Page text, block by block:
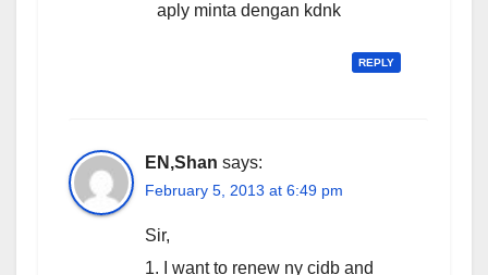
aply minta dengan kdnk
REPLY
EN,Shan says:
February 5, 2013 at 6:49 pm
Sir,
1. I want to renew ny cidb and